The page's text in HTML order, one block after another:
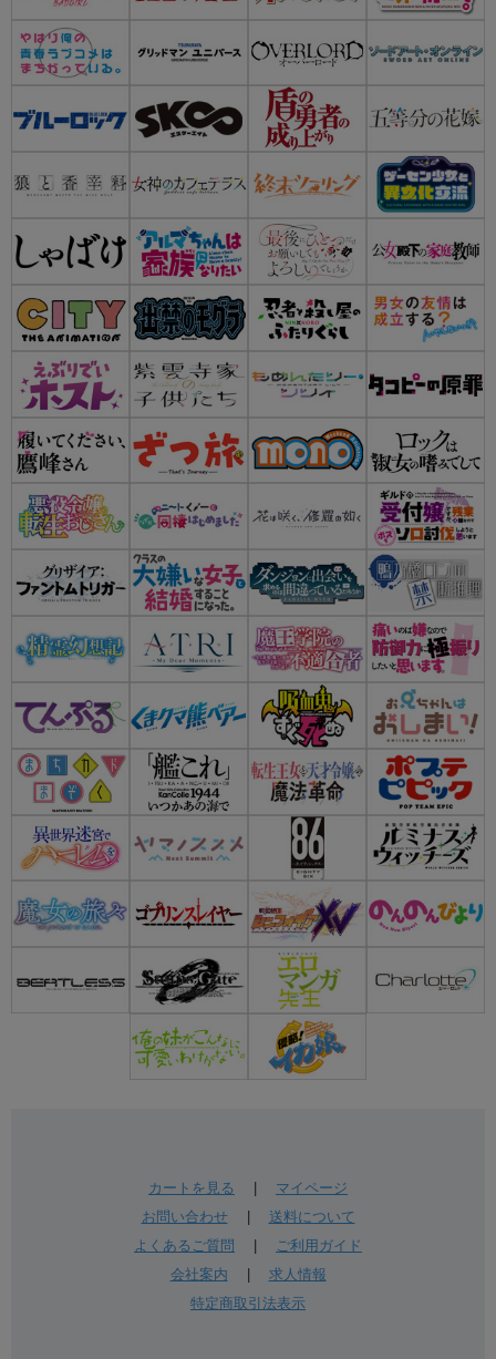
カートを見る
マイページ
お問い合わせ| 送料について
よくあるご質問
ご利用ガイド
会社案内
求人情報
特定商取引法表示